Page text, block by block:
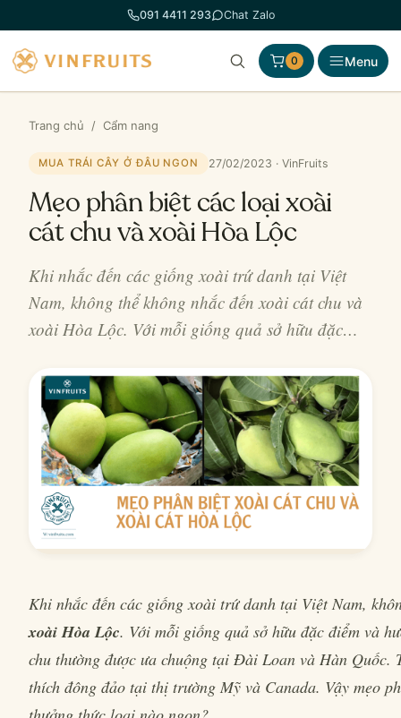
đến
phần
nội
dung
091 4411 293 Chat Zalo
0 Menu
Trang chủ / Cẩm nang
MUA TRÁI CÂY Ở ĐÂU NGON 27/02/2023 · VinFruits
Mẹo phân biệt các loại xoài
cát chu và xoài Hòa Lộc
Khi nhắc đến các giống xoài trứ danh tại Việt
Nam, không thể không nhắc đến xoài cát chu và
xoài Hòa Lộc. Với mỗi giống quả sở hữu đặc…
Khi nhắc đến các giống xoài trứ danh tại Việt Nam,
xoài Hòa Lộc. Với mỗi giống quả sở hữu đặc điểm và
chu thường được ưa chuộng tại Đài Loan và Hàn
thích đông đảo tại thị trường Mỹ và Canada. Vậy mẹo